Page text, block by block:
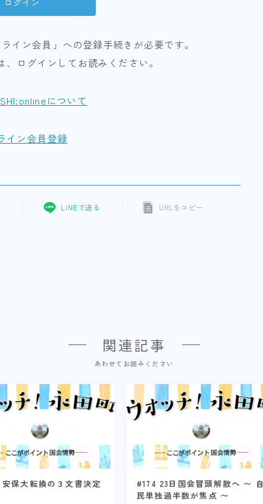
イン会員」への登録手続きが必要です。
ログインしてお読みください。
について
イン会員登録
LINEで送る URLをコピー
関連記事
あわせてお読みください
保大転換の３文書決定
#174 23日国会冒頭解散へ 〜 自
民単独過半数が焦点 〜